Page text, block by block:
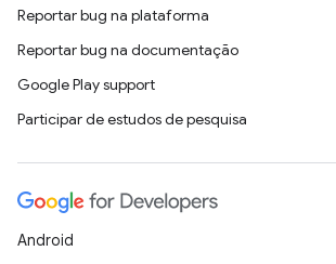
Reportar bug na plataforma
Reportar bug na documentação
Google Play support
Participar de estudos de pesquisa
Android